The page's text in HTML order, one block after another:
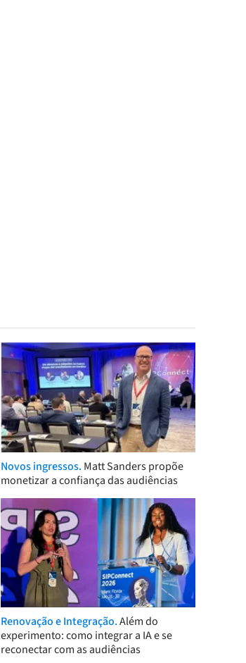
Novos ingressos. Matt Sanders propõe
monetizar a confiança das audiências
Renovação e Integração.Além do
experimento: como integrar a IA e se
reconectar com as audiências